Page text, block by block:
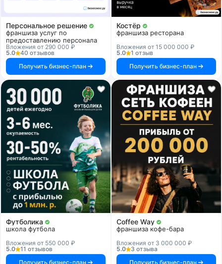
Персональное решение
франшиза услуг по
предоставлению персонала
Вложения от 290 000 ₽
5.0
40 отзывов
Получить бизнес-план
Костёр
франшиза ресторана
Вложения от 15 000 000 ₽
5.0
1 отзыв
Получить бизнес-план
Футболика
школа футбола
Вложения от 550 000 ₽
5.0
11 отзывов
Получить бизнес-план
Coffee Way
франшиза кофе-бара
Вложения от 3 000 000 ₽
5.0
3 отзыва
Получить бизнес-план